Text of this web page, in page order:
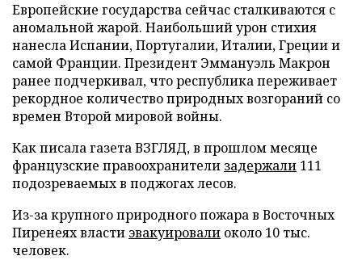
Европейские государства сейчас сталкиваются с
аномальной жарой. Наибольший урон стихия
нанесла Испании, Португалии, Италии, Греции и
самой Франции. Президент Эммануэль Макрон
ранее подчеркивал, что республика переживает
рекордное количество природных возгораний со
времен Второй мировой войны.
Как писала газета ВЗГЛЯД, в прошлом месяце
французские правоохранители задержали 111
подозреваемых в поджогах лесов.
Из-за крупного природного пожара в Восточных
Пиренеях власти эвакуировали около 10 тыс.
человек.